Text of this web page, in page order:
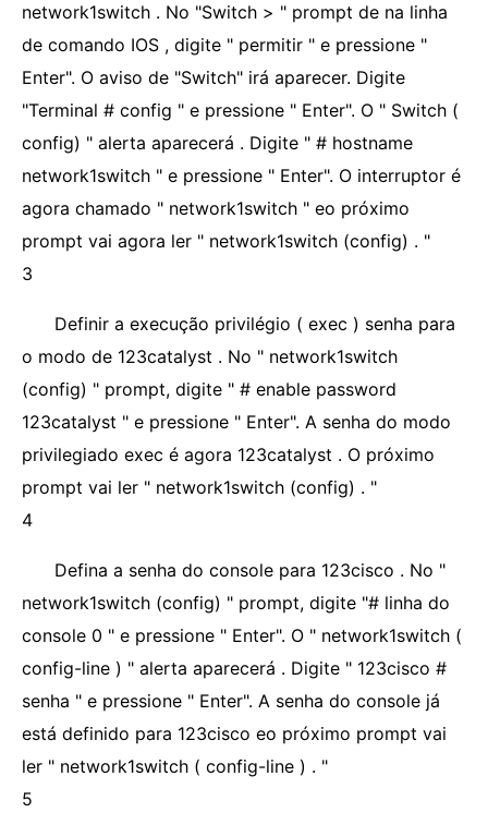
network1switch . No "Switch > " prompt de na linha
de comando IOS , digite " permitir " e pressione "
Enter". O aviso de "Switch" irá aparecer. Digite
"Terminal # config " e pressione " Enter". O " Switch (
config) " alerta aparecerá . Digite " # hostname
network1switch " e pressione " Enter". O interruptor é
agora chamado " network1switch " eo próximo
prompt vai agora ler " network1switch (config) . "
3
Definir a execução privilégio ( exec ) senha para
o modo de 123catalyst . No " network1switch
(config) " prompt, digite " # enable password
123catalyst " e pressione " Enter". A senha do modo
privilegiado exec é agora 123catalyst . O próximo
prompt vai ler " network1switch (config) . "
4
Defina a senha do console para 123cisco . No "
network1switch (config) " prompt, digite "# linha do
console 0 " e pressione " Enter". O " network1switch (
config-line ) " alerta aparecerá . Digite " 123cisco #
senha " e pressione " Enter". A senha do console já
está definido para 123cisco eo próximo prompt vai
ler " network1switch ( config-line ) . "
5